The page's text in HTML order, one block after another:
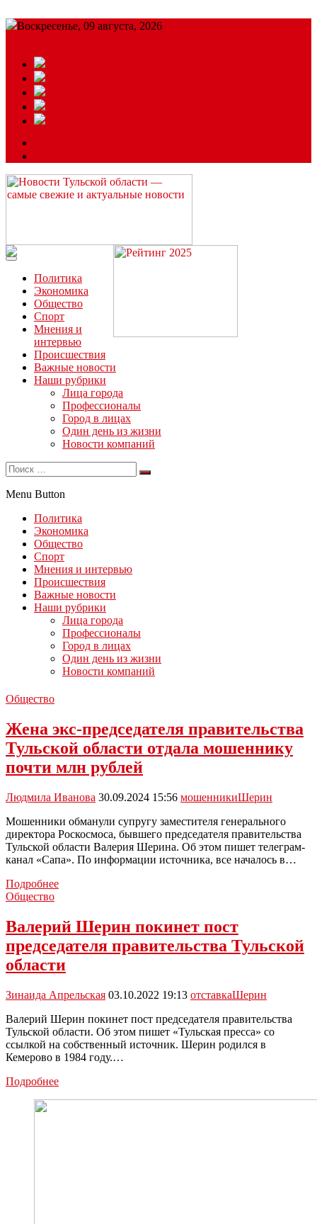
Воскресенье, 09 августа, 2026
Читайте последние новости дня в Тульской области на сайте
“ЗаНовомосковск”
Политика
Экономика
Общество
Спорт
Мнения и
интервью
Происшествия
Важные новости
Наши рубрики
Лица города
Профессионалы
Город в лицах
Один день из жизни
Новости компаний
Menu Button
Политика
Экономика
Общество
Спорт
Мнения и интервью
Происшествия
Важные новости
Наши рубрики
Лица города
Профессионалы
Город в лицах
Один день из жизни
Новости компаний
Общество
Жена экс-председателя правительства
Тульской области отдала мошеннику
почти млн рублей
Людмила Иванова 30.09.2024 15:56 мошенникиШерин
Мошенники обманули супругу заместителя генерального
директора Роскосмоса, бывшего председателя правительства
Тульской области Валерия Шерина. Об этом пишет телеграм-
канал «Сапа». По информации источника, все началось в…
ПодробнееЖена
правительства
Тульской
области
мошеннику
млн
Общество
Валерий Шерин покинет пост
председателя правительства Тульской
области
Зинаида Апрельская 03.10.2022 19:13 отставкаШерин
Валерий Шерин покинет пост председателя правительства
Тульской области. Об этом пишет «Тульская пресса» со
ссылкой на собственный источник. Шерин родился в
Кемерово в 1984 году.…
ПодробнееВалерий